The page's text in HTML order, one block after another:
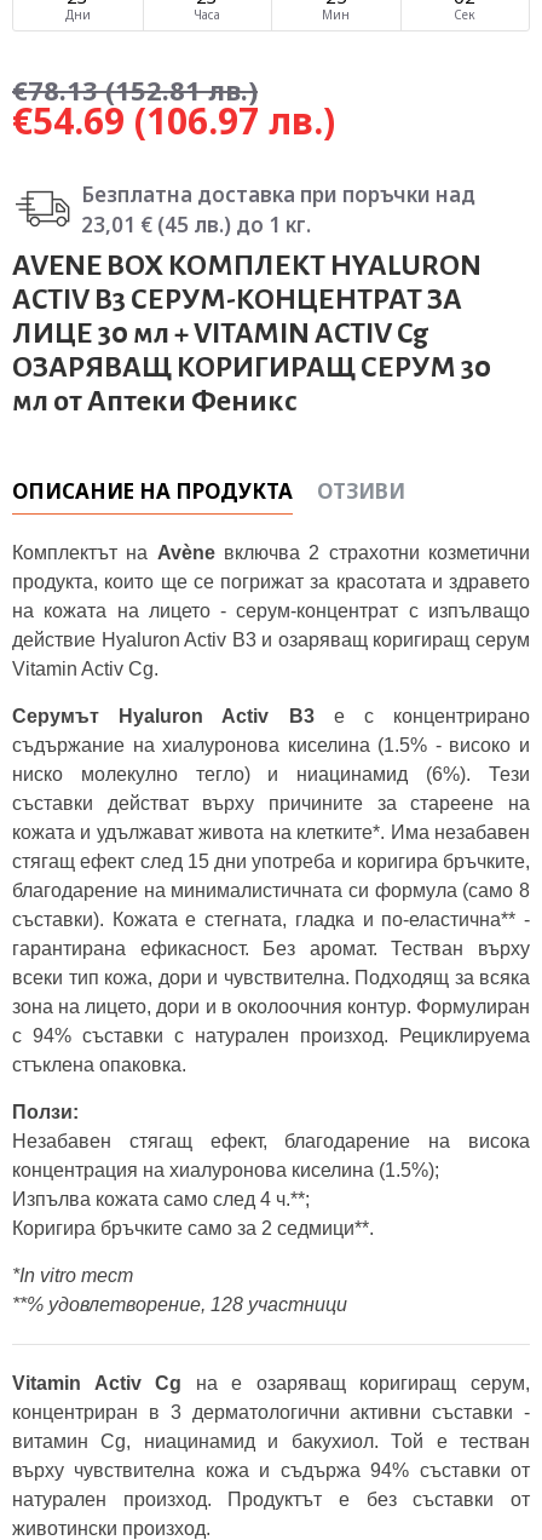
Дни Часа Мин Сек
€54.69 (106.97 лв.)
€78.13(152.81 лв.)
Безплатна доставка при поръчки над
23,01 € (45 лв.) до 1 кг.
AVENE BOX КОМПЛЕКТ HYALURON
ACTIV B3 СЕРУМ-КОНЦЕНТРАТ ЗА
ЛИЦЕ 30 мл + VITAMIN ACTIV Cg
ОЗАРЯВАЩ КОРИГИРАЩ СЕРУМ 30
мл от Аптеки Феникс
ОПИСАНИЕ НА ПРОДУКТА ОТЗИВИ
Комплектът на Avèneвключва 2 страхотни козметични
продукта, които ще се погрижат за красотата и здравето
на кожата на лицето - серум-концентрат с изпълващо
действие Hyaluron Activ B3 и озаряващ коригиращ серум
Vitamin Activ Cg.
Серумът Hyaluron Activ B3е с концентрирано
съдържание на хиалуронова киселина (1.5% - високо и
ниско молекулно тегло) и ниацинамид (6%). Тези
съставки действат върху причините за стареене на
кожата и удължават живота на клетките*. Има незабавен
стягащ ефект след 15 дни употреба и коригира бръчките,
благодарение на минималистичната си формула (само 8
съставки). Кожата е стегната, гладка и по-еластична** -
гарантирана ефикасност. Без аромат. Тестван върху
всеки тип кожа, дори и чувствителна. Подходящ за всяка
зона на лицето, дори и в околоочния контур. Формулиран
с 94% съставки с натурален произход. Рециклируема
стъклена опаковка.
Ползи:
Незабавен стягащ ефект, благодарение на висока
концентрация на хиалуронова киселина (1.5%);
Изпълва кожата само след 4 ч.**;
Коригира бръчките само за 2 седмици**.
*In vitro тест
**% удовлетворение, 128 участници
Vitamin Activ Cg на е озаряващ коригиращ серум,
концентриран в 3 дерматологични активни съставки -
витамин Cg, ниацинамид и бакухиол. Той е тестван
върху чувствителна кожа и съдържа 94% съставки от
натурален произход. Продуктът е без съставки от
животински произход.